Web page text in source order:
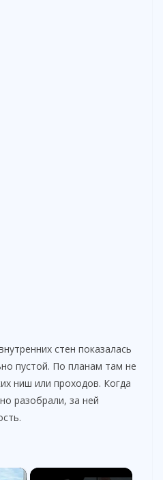
стен показалась
пустой. По планам там не
ниш или проходов. Когда
разобрали, за ней
×